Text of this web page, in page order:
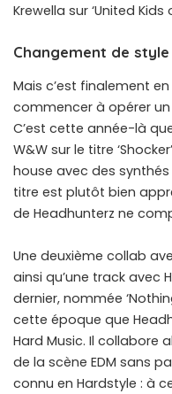
Krewella sur ‘United Kids
Changement de style
Mais c’est finalement
commencer à opérer
C’est cette année-là
W&W sur le titre
house avec des synthés
titre est plutôt bien
de Headhunterz ne
Une deuxième collab
ainsi qu’une track avec
dernier, nommée
cette époque que
Hard Music. Il collabore
de la scène EDM sans
connu en Hardstyle : à